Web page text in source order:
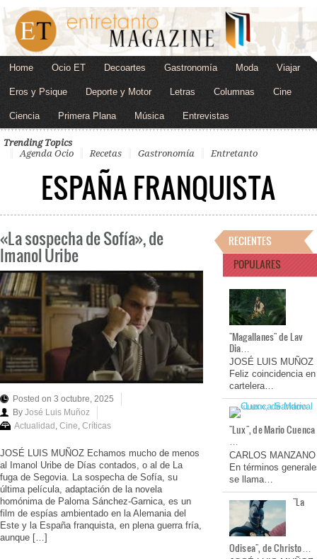
Home Ocio ET Decoartes Gastronomía Moda Viajar
Eros y Psique Deporte y Motor Letras Columnas Cine
Ciencia Primera Plana Música Entrevistas
Trending Topics
Agenda Ocio
Recetas Gastronomía Entretanto
ESPAÑA FRANQUISTA
«La sospecha de Sofía», de
Imanol Uribe
Posted on 3 octubre, 2025
By José Luis Muñoz
Actualidad, Cine, Críticas
JOSÉ LUIS MUÑOZ Echamos mucho de menos
al Imanol Uribe de Días contados, o al de La
fuga de Segovia. La sospecha de Sofía, su
última película, adaptación de la novela
homónima de Paloma Sánchez-Garnica, es un
film de espías ambientado en la Alemania del
Este y la España franquista, en plena guerra fría,
aunque […]
RECIENTES
POPULARES
"Magallanes" de Lav
Dia…
JOSÉ LUIS MUÑOZ
Feliz coincidencia en
cartelera…
"Lux", de Mario Cuenca
…
CARLOS MANZANO
En términos
se llama…
"La
Odisea", de Christo…